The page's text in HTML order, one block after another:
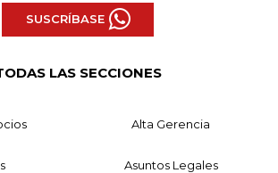
SUSCRÍBASE
LAS SECCIONES
Alta Gerencia
Asuntos Legales